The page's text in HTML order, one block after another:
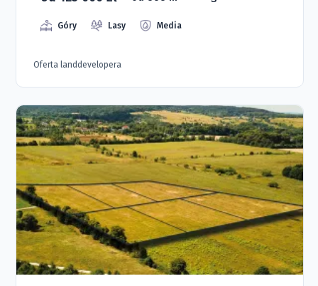
Góry Lasy Media
Oferta landdevelopera